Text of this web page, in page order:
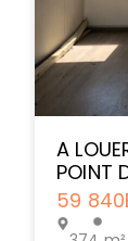
A
POINT
59 840